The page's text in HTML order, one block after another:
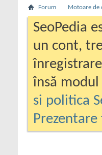
Forum Motoare de
SeoPedia
un cont,
însă
si politica